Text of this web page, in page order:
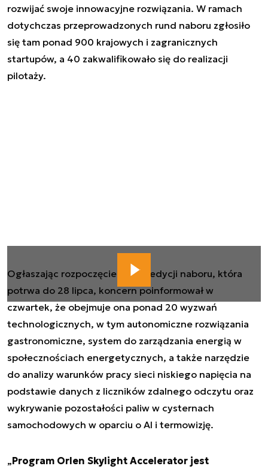
rozwijać swoje innowacyjne rozwiązania. W ramach
dotychczas przeprowadzonych rund naboru zgłosiło
się tam ponad 900 krajowych i zagranicznych
startupów, a 40 zakwalifikowało się do realizacji
pilotaży.
Ogłaszając rozpoczęcie 15. już edycji naboru, która
potrwa do 28 lipca, koncern poinformował w
czwartek, że obejmuje ona ponad 20 wyzwań
technologicznych, w tym autonomiczne rozwiązania
gastronomiczne, system do zarządzania energią w
społecznościach energetycznych, a także narzędzie
do analizy warunków pracy sieci niskiego napięcia na
podstawie danych z liczników zdalnego odczytu oraz
wykrywanie pozostałości paliw w cysternach
samochodowych w oparciu o AI i termowizję.
„Program Orlen Skylight Accelerator jest